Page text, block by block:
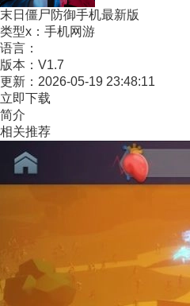
末日僵尸防御手机最新版
类型x： 手机网游
语言：
版本： V1.7
更新： 2026-05-19 23:48:11
立即下载
简介
相关推荐